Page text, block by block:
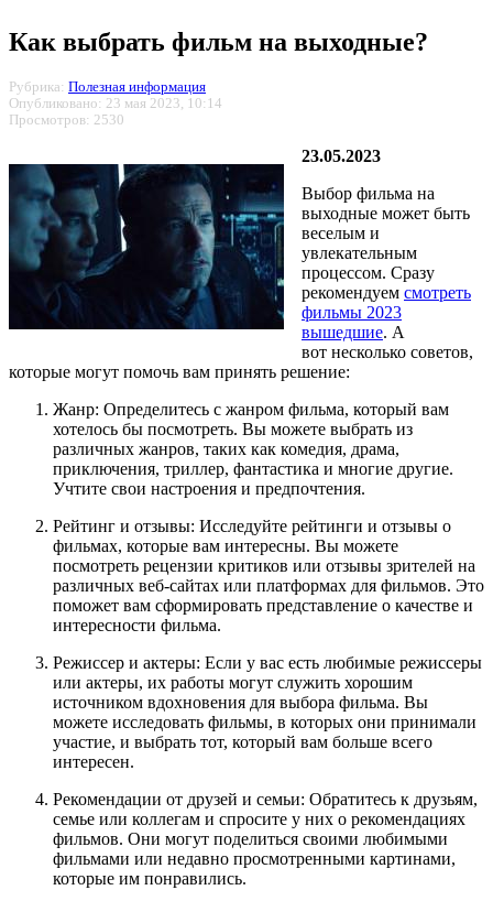
Как выбрать фильм на выходные?
Рубрика: Полезная информация
Опубликовано: 23 мая 2023, 10:14
Просмотров: 2530
23.05.2023
Выбор фильма на
выходные может быть
веселым и
увлекательным
процессом. Сразу
рекомендуем смотреть
фильмы 2023
вышедшие. А
вот несколько советов,
которые могут помочь вам принять решение:
Жанр: Определитесь с жанром фильма, который вам
хотелось бы посмотреть. Вы можете выбрать из
различных жанров, таких как комедия, драма,
приключения, триллер, фантастика и многие другие.
Учтите свои настроения и предпочтения.
Рейтинг и отзывы: Исследуйте рейтинги и отзывы о
фильмах, которые вам интересны. Вы можете
посмотреть рецензии критиков или отзывы зрителей на
различных веб-сайтах или платформах для фильмов. Это
поможет вам сформировать представление о качестве и
интересности фильма.
Режиссер и актеры: Если у вас есть любимые режиссеры
или актеры, их работы могут служить хорошим
источником вдохновения для выбора фильма. Вы
можете исследовать фильмы, в которых они принимали
участие, и выбрать тот, который вам больше всего
интересен.
Рекомендации от друзей и семьи: Обратитесь к друзьям,
семье или коллегам и спросите у них о рекомендациях
фильмов. Они могут поделиться своими любимыми
фильмами или недавно просмотренными картинами,
которые им понравились.